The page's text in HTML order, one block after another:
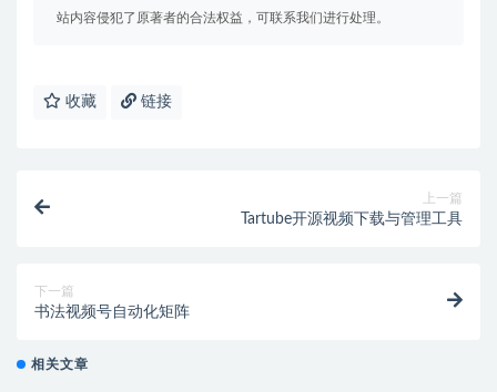
站内容侵犯了原著者的合法权益，可联系我们进行处理。
收藏 链接
上一篇
Tartube开源视频下载与管理工具
下一篇
书法视频号自动化矩阵
相关文章